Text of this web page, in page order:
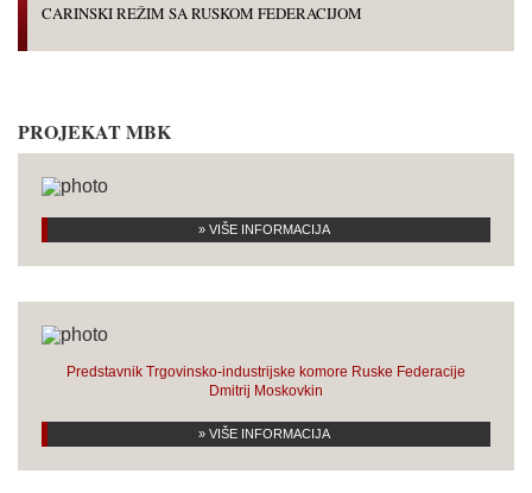
CARINSKI REŽIM SA RUSKOM FEDERACIJOM
PROJEKAT MBK
» VIŠE INFORMACIJA
Predstavnik Trgovinsko-industrijske komore Ruske Federacije
Dmitrij Moskovkin
» VIŠE INFORMACIJA